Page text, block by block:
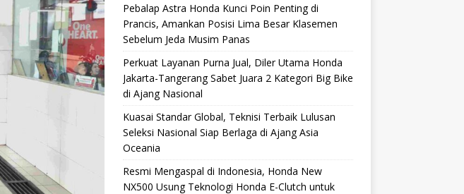
Pebalap Astra Honda Kunci Poin Penting di
Prancis, Amankan Posisi Lima Besar Klasemen
Sebelum Jeda Musim Panas
Perkuat Layanan Purna Jual, Diler Utama Honda
Jakarta-Tangerang Sabet Juara 2 Kategori Big Bike
di Ajang Nasional
Kuasai Standar Global, Teknisi Terbaik Lulusan
Seleksi Nasional Siap Berlaga di Ajang Asia
Oceania
Resmi Mengaspal di Indonesia, Honda New
NX500 Usung Teknologi Honda E-Clutch untuk